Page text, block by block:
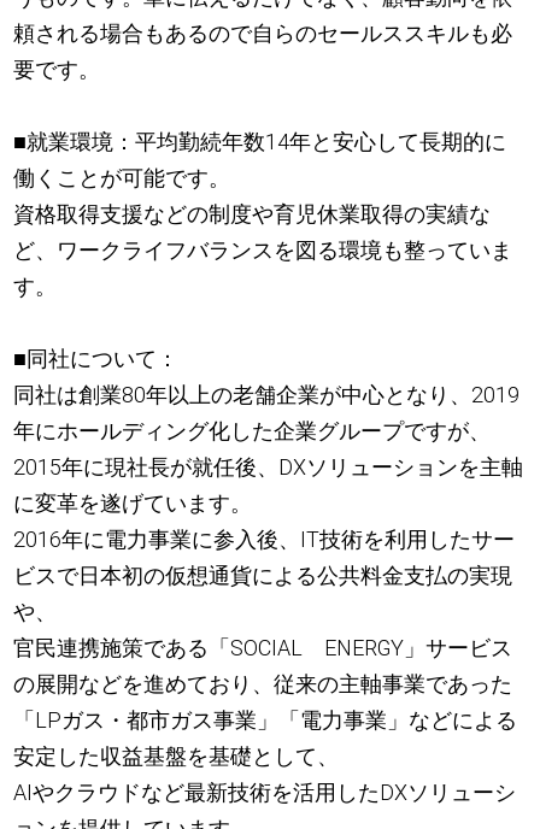
頼される場合もあるので自らのセールススキルも必
要です。
■就業環境：平均勤続年数14年と安心して長期的に
働くことが可能です。
資格取得支援などの制度や育児休業取得の実績な
ど、ワークライフバランスを図る環境も整っていま
す。
■同社について：
同社は創業80年以上の老舗企業が中心となり、2019
年にホールディング化した企業グループですが、
2015年に現社長が就任後、DXソリューションを主軸
に変革を遂げています。
2016年に電力事業に参入後、IT技術を利用したサー
ビスで日本初の仮想通貨による公共料金支払の実現
や、
官民連携施策である「SOCIAL ENERGY」サービス
の展開などを進めており、従来の主軸事業であった
「LPガス・都市ガス事業」「電力事業」などによる
安定した収益基盤を基礎として、
AIやクラウドなど最新技術を活用したDXソリューシ